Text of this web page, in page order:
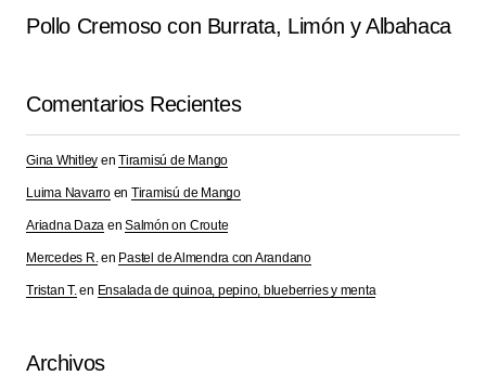
Pollo Cremoso con Burrata, Limón y Albahaca
Comentarios Recientes
Gina Whitley enTiramisú de Mango
Luima Navarroen Tiramisú de Mango
Ariadna Daza enSalmón on Croute
Mercedes R.en Pastel de Almendra con Arandano
Tristan T.en Ensalada de quinoa, pepino, blueberries y menta
Archivos